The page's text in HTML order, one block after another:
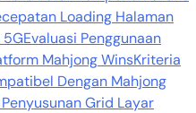
Loading Halaman
5GEvaluasi Penggunaan
Mahjong WinsKriteria
Dengan Mahjong
Grid Layar